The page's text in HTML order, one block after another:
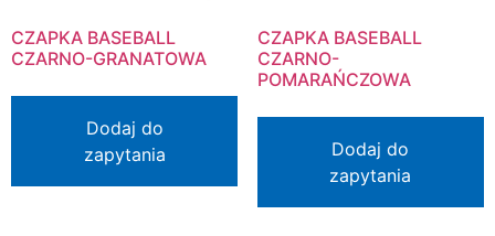
CZAPKA BASEBALL
CZARNO-GRANATOWA
Dodaj do
zapytania
CZAPKA BASEBALL
CZARNO-
POMARAŃCZOWA
Dodaj do
zapytania